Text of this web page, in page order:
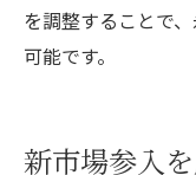
を調整することで
可能です。
新市場参入